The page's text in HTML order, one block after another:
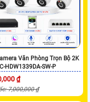
Văn Phòng Trọn Bộ 2K
HDW1339DA-SW-P
₫
7,000,000 ₫